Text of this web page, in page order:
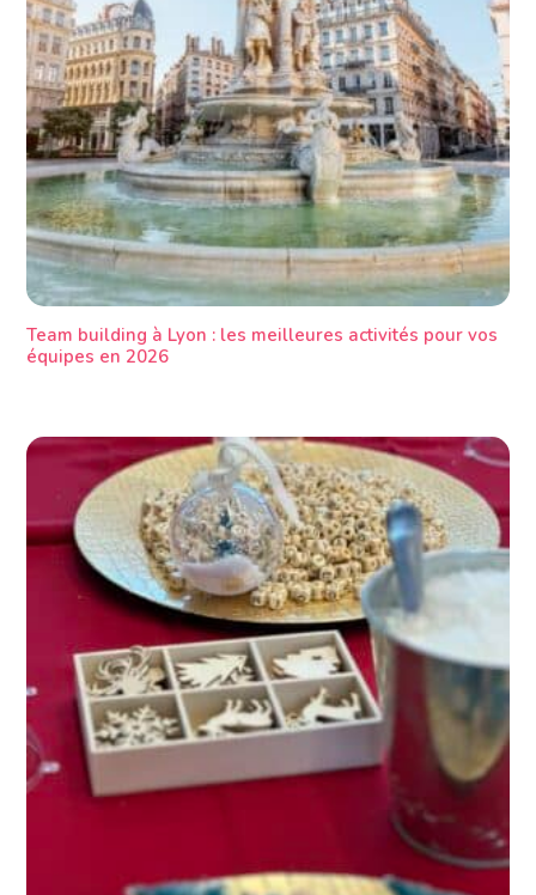
Team building à Lyon : les meilleures activités pour vos
équipes en 2026